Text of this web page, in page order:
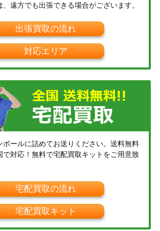
遠方でも出張できる場合がございます。
出張買取の流れ
対応エリア
ボールに詰めてお送りください。送料無料
で対応！無料で宅配買取キットをご用意致
宅配買取の流れ
宅配買取キット